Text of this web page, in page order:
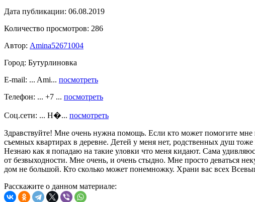
Дата публикации: 06.08.2019
Количество просмотров: 286
Автор: Amina52671004
Город: Бутурлиновка
E-mail: ... Ami... посмотреть
Телефон: ... +7 ... посмотреть
Соц.сети: ... Н�... посмотреть
Здравствуйте! Мне очень нужна помощь. Если кто может помогите
съемных квартирах в деревне. Детей у меня нет, родственных душ
Незнаю как я попадаю на такие уловки что меня кидают. Сама
от безвыходности. Мне очень, и очень стыдно. Мне просто деваться
дом не большой. Кто сколько может понемножку. Храни вас всех
Расскажите о данном материале: